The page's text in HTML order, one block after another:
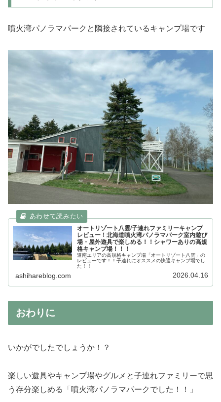
噴火湾パノラマパークと隣接されているキャンプ場です
オートリゾート八雲/子連れファミリーキャンプ
レビュー！北海道噴火湾パノラマパーク室内遊び
場・屋外遊具で楽しめる！！シャワーありの高規
格キャンプ場！！！
道南エリアの高規格キャンプ場「オートリゾート八雲」の
レビューです！！子連れにオススメの快適キャンプ場でし
た！！
ashihareblog.com 2026.04.16
おわりに
いかがでしたでしょうか！？
楽しい遊具やキャンプ場やグルメと子連れファミリーで思
う存分楽しめる「噴火湾パノラマパークでした！！」